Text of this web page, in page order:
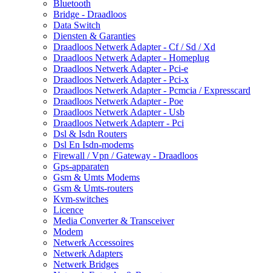
Bluetooth
Bridge - Draadloos
Data Switch
Diensten & Garanties
Draadloos Netwerk Adapter - Cf / Sd / Xd
Draadloos Netwerk Adapter - Homeplug
Draadloos Netwerk Adapter - Pci-e
Draadloos Netwerk Adapter - Pci-x
Draadloos Netwerk Adapter - Pcmcia / Expresscard
Draadloos Netwerk Adapter - Poe
Draadloos Netwerk Adapter - Usb
Draadloos Netwerk Adapterr - Pci
Dsl & Isdn Routers
Dsl En Isdn-modems
Firewall / Vpn / Gateway - Draadloos
Gps-apparaten
Gsm & Umts Modems
Gsm & Umts-routers
Kvm-switches
Licence
Media Converter & Transceiver
Modem
Netwerk Accessoires
Netwerk Adapters
Netwerk Bridges